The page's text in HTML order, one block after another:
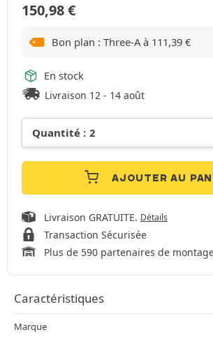
150,98€
Bon plan : Three-A à 111,39 €
En stock
Livraison 12 - 14 août
AJOUTER AU
Livraison GRATUITE. Détails
Transaction Sécurisée
Plus de 590 partenaires de
Caractéristiques
Marque